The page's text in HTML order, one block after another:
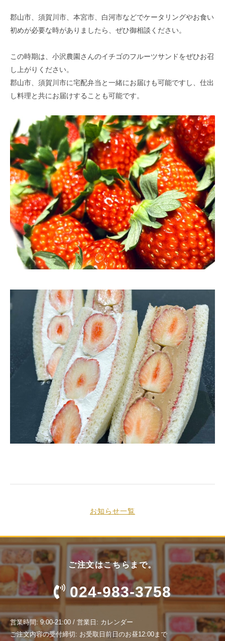
郡山市、須賀川市、本宮市、白河市などでケータリングやお食い
初めが必要な時がありましたら、ぜひ御相談ください。
この時期は、小沢農園さんのイチゴのフルーツサンドをぜひお召
し上がりください。
郡山市、須賀川市に宅配弁当と一緒にお届けも可能ですし、仕出
し料理と共にお届けすることも可能です。
お知らせ一覧
ご注文はこちらまで。
024-983-3758
営業時間: 9:00-21:00 / 営業日: カレンダー
ご注文内容の受付締切: お受取日前日のお昼12:00まで